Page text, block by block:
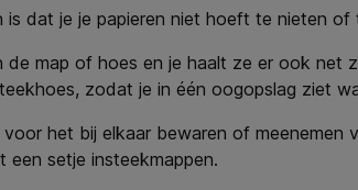
dat je je papieren niet hoeft te nieten
de map of hoes en je haalt ze er ook
zodat je in één oogopslag ziet
het bij elkaar bewaren of
setje insteekmappen.